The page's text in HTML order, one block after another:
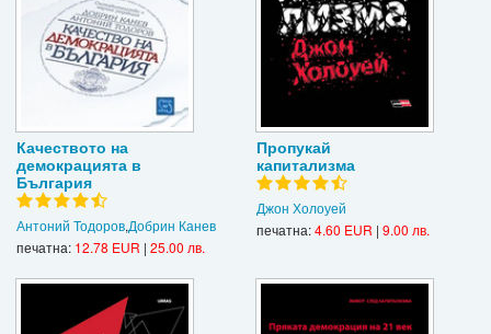
Качеството на
демокрацията в
България
Антоний Тодоров,Добрин Канев
печатна: 12.78 EUR | 25.00 лв.
Пропукай
капитализма
Джон Холоуей
печатна:4.60 EUR | 9.00 лв.